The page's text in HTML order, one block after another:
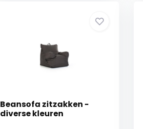
Beansofa zitzakken -
diverse kleuren